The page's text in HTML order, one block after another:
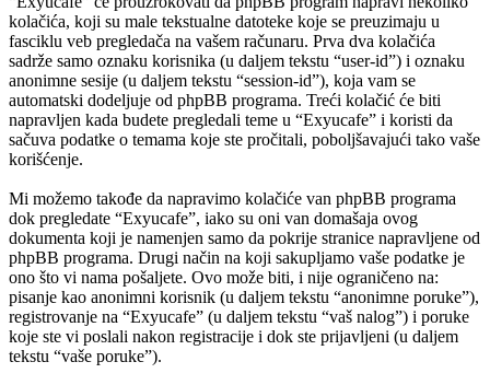
kolačića, koji su male tekstualne datoteke koje se preuzimaju u
fasciklu veb pregledača na vašem računaru. Prva dva kolačića
sadrže samo oznaku korisnika (u daljem tekstu “user-id”) i oznaku
anonimne sesije (u daljem tekstu “session-id”), koja vam se
automatski dodeljuje od phpBB programa. Treći kolačić će biti
napravljen kada budete pregledali teme u “Exyucafe” i koristi da
sačuva podatke o temama koje ste pročitali, poboljšavajući tako vaše
korišćenje.
Mi možemo takođe da napravimo kolačiće van phpBB programa
dok pregledate “Exyucafe”, iako su oni van domašaja ovog
dokumenta koji je namenjen samo da pokrije stranice napravljene od
phpBB programa. Drugi način na koji sakupljamo vaše podatke je
ono što vi nama pošaljete. Ovo može biti, i nije ograničeno na:
pisanje kao anonimni korisnik (u daljem tekstu “anonimne poruke”),
registrovanje na “Exyucafe” (u daljem tekstu “vaš nalog”) i poruke
koje ste vi poslali nakon registracije i dok ste prijavljeni (u daljem
tekstu “vaše poruke”).